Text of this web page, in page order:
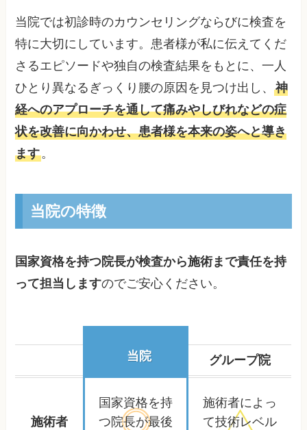
当院では初診時のカウンセリングならびに検査を
特に大切にしています。患者様が私に伝えてくだ
さるエピソードや独自の検査結果をもとに、一人
ひとり異なるぎっくり腰の原因を見つけ出し、神
経へのアプローチを通して痛みやしびれなどの症
状を改善に向かわせ、患者様を本来の姿へと導き
ます。
当院の特徴
国家資格を持つ院長が検査から施術まで責任を持
って担当しますのでご安心ください。
当院 グループ院
施術者
国家資格を持
つ院長が最後
施術者によっ
て技術レベル